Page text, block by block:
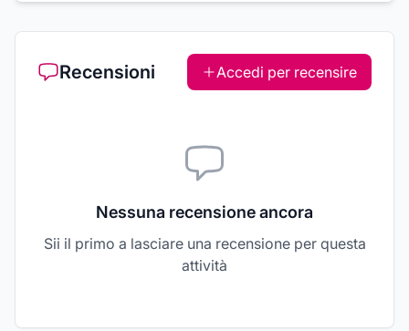
Recensioni Accedi per recensire
Nessuna recensione ancora
Sii il primo a lasciare una recensione per questa
attività